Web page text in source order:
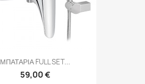
ΜΠΑΤΑΡΙΑ FULL SET...
59,00 €